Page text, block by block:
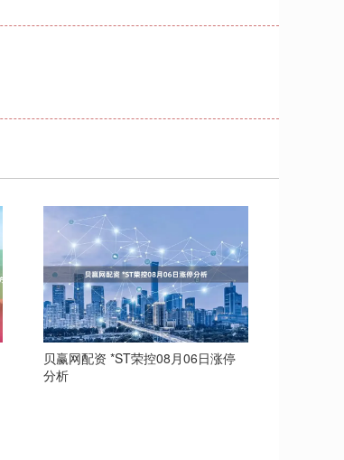
贝赢网配资 *ST荣控08月06日涨停
分析